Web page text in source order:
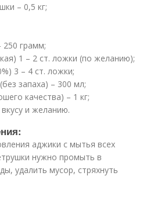
– 0,5 кг;
250 грамм;
1 – 2 ст. ложки (по желанию);
3 – 4 ст. ложки;
запаха) – 300 мл;
качества) – 1 кг;
и желанию.
аджики с мытья всех
нужно промыть в
удалить мусор, стряхнуть